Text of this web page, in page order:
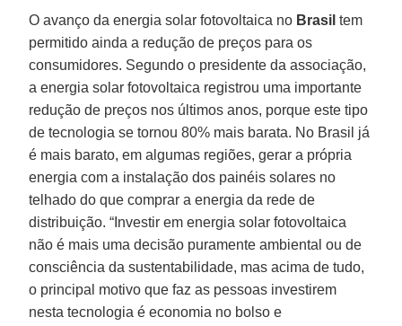
O avanço da energia solar fotovoltaica no Brasil tem
permitido ainda a redução de preços para os
consumidores. Segundo o presidente da associação,
a energia solar fotovoltaica registrou uma importante
redução de preços nos últimos anos, porque este tipo
de tecnologia se tornou 80% mais barata. No Brasil já
é mais barato, em algumas regiões, gerar a própria
energia com a instalação dos painéis solares no
telhado do que comprar a energia da rede de
distribuição. “Investir em energia solar fotovoltaica
não é mais uma decisão puramente ambiental ou de
consciência da sustentabilidade, mas acima de tudo,
o principal motivo que faz as pessoas investirem
nesta tecnologia é economia no bolso e